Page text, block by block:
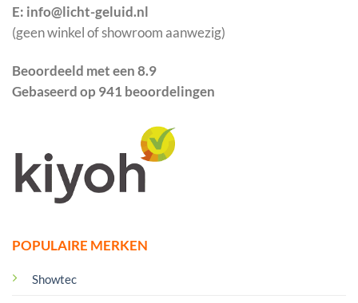
POPULAIRE MERKEN
Showtec
E: info@licht-geluid.nl
(geen winkel of showroom aanwezig)
Beoordeeld met een 8.9
Gebaseerd op 941 beoordelingen